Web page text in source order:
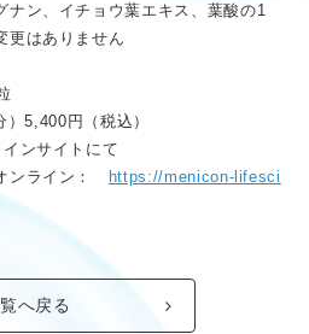
ン、イチョウ葉エキス、葉酸の1
更はありません
5,400円（税込）
ンサイトにて
ンライン：
https://menicon-lifesci
へ戻る